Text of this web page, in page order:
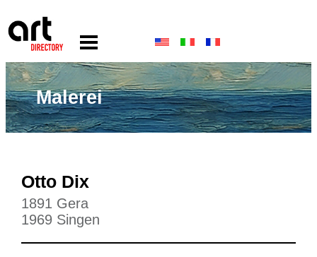
Malerei
Otto Dix
1891 Gera
1969 Singen